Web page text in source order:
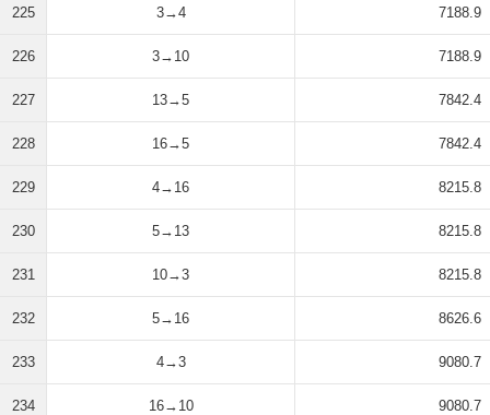
225 3→4 7188.9
226 3→10 7188.9
227 13→5 7842.4
228 16→5 7842.4
229 4→16 8215.8
230 5→13 8215.8
231 10→3 8215.8
232 5→16 8626.6
233 4→3 9080.7
234 16→10 9080.7